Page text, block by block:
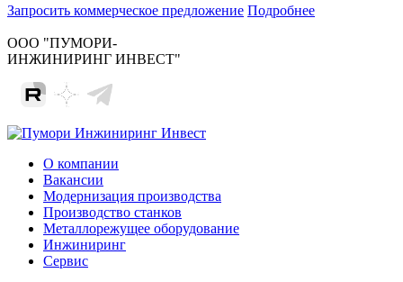
Запросить коммерческое предложение Подробнее
ООО "ПУМОРИ-
ИНЖИНИРИНГ ИНВЕСТ"
О компании
Вакансии
Модернизация производства
Производство станков
Металлорежущее оборудование
Инжиниринг
Сервис